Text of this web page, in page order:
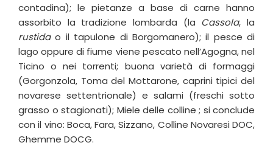
contadina); le pietanze a base di carne hanno
assorbito la tradizione lombarda (la Cassola, la
rustidao il tapulone di Borgomanero); il pesce di
lago oppure di fiume viene pescato nell’Agogna, nel
Ticino o nei torrenti; buona varietà di formaggi
(Gorgonzola, Toma del Mottarone, caprini tipici del
novarese settentrionale) e salami (freschi sotto
grasso o stagionati); Miele delle colline ; si conclude
con il vino: Boca, Fara, Sizzano, Colline Novaresi DOC,
Ghemme DOCG.